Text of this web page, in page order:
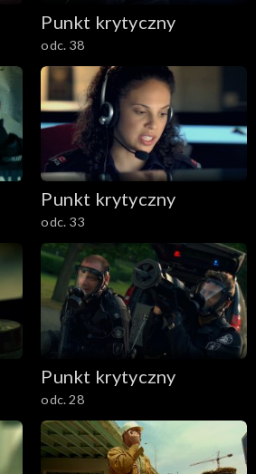
Punkt krytyczny
odc. 38
Punkt krytyczny
odc. 33
Punkt krytyczny
odc. 28